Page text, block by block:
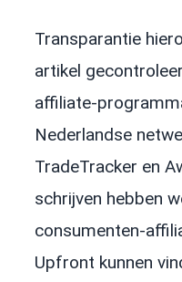
Transparantie
artikel
affiliate-
Nederlandse
TradeTracker en
schrijven hebben
consumenten-
Upfront kunnen